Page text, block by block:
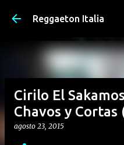
Passa ai
Reggaeton Italia
Cirilo El
Chavos y
agosto 23, 2015